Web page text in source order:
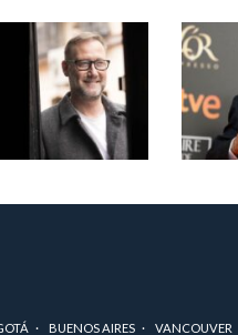
BUENOS AIRES VANCOUVER